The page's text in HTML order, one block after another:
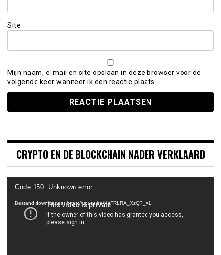
Site
Mijn naam, e-mail en site opslaan in deze browser voor de
volgende keer wanneer ik een reactie plaats.
CRYPTO EN DE BLOCKCHAIN NADER VERKLAARD
Videospeler
Code 150: Unknown error.
Bestand downloaden: https://youtu.be/KeFRLRA_XzQ?_=1